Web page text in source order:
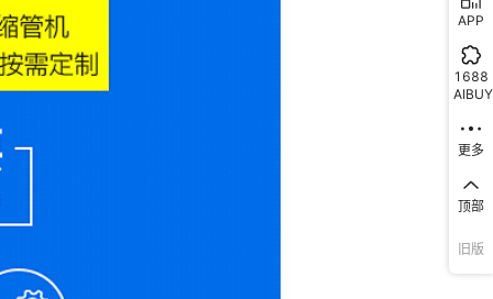
APP
1688
AIBUY
更多
顶部
旧版